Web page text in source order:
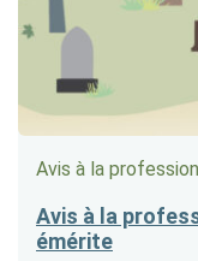
Avis à la profession
Avis à la
émérite